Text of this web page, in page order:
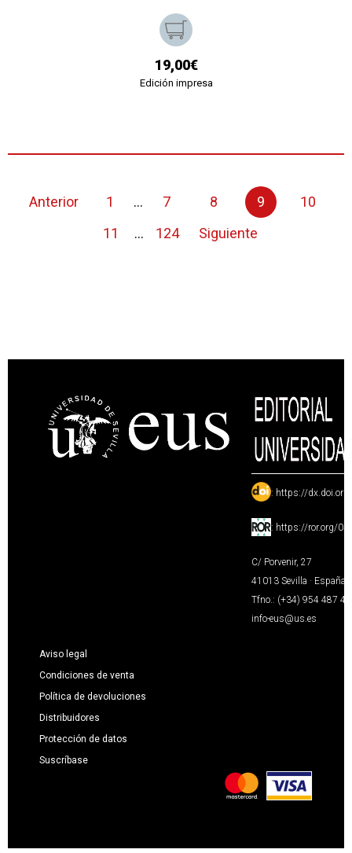
19,00€
Edición impresa
Anterior 1 ... 7 8 9
10
11
... 124 Siguiente
: https://
: https://ror.org/
C/ Porvenir, 27
41013 Sevilla · España
Tfno.: (+34) 954 487
info-eus@us.es
Aviso legal
Condiciones de venta
Política de devoluciones
Distribuidores
Protección de datos
Suscríbase